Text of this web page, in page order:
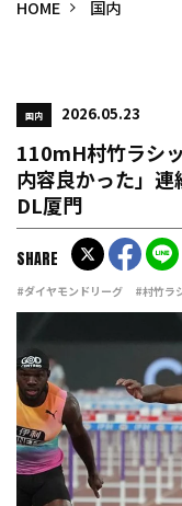
HOME 国内
国内 2026.05.23
110mH村竹ラシ
内容良かった」
DL厦門
#ダイヤモンドリーグ #村竹ラ
SHARE